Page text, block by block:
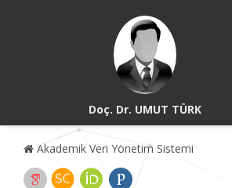
Doç. Dr. UMUT TÜRK
Akademik Veri Yönetim Sistemi